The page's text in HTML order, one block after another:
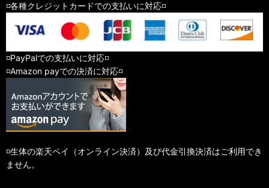
◽️各種クレジットカードでの支払いに対応◽️
◽️PayPalでの支払いに対応◽️
◽️Amazon payでの決済に対応◽️
◽️生体の楽天ペイ（オンライン決済）及び代金引換決済はご利用でき
ません。